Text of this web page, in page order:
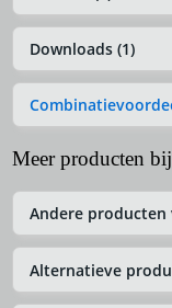
Downloads (1)
Meer producten
Andere producten
Alternatieve